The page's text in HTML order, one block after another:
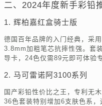
二、2024年度新手彩铅
1. 辉柏嘉红盒骑士版
德国百年品牌的入门经典，采用
3.8mm加粗笔芯抗摔性强。套
导卡，24色仅需89元即可体验
2. 马可雷诺阿3100系列
国产彩铅性价比之王，专利无
36色套装特别增加6支肤色系，